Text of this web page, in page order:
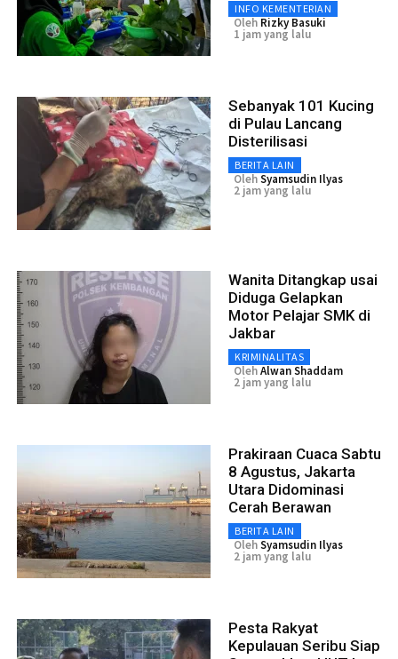
INFO KEMENTERIAN
Oleh Rizky Basuki
1 jam yang lalu
Sebanyak 101 Kucing
di Pulau Lancang
Disterilisasi
BERITA LAIN
OlehSyamsudin Ilyas
2 jam yang lalu
Wanita Ditangkap usai
Diduga Gelapkan
Motor Pelajar SMK di
Jakbar
KRIMINALITAS
OlehAlwan Shaddam
2 jam yang lalu
Prakiraan Cuaca Sabtu
8 Agustus, Jakarta
Utara Didominasi
Cerah Berawan
BERITA LAIN
OlehSyamsudin Ilyas
2 jam yang lalu
Pesta Rakyat
Kepulauan Seribu Siap